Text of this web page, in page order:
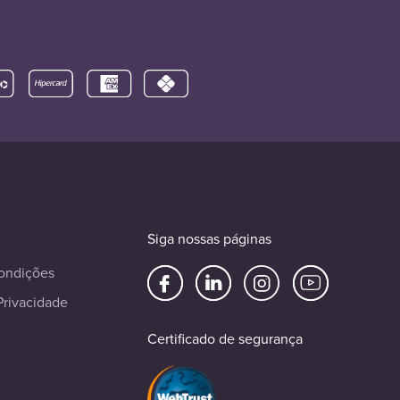
Siga nossas páginas
Certificado de segurança